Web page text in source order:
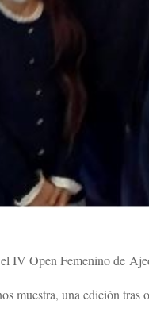
IV Open Femenino de
una edición tras